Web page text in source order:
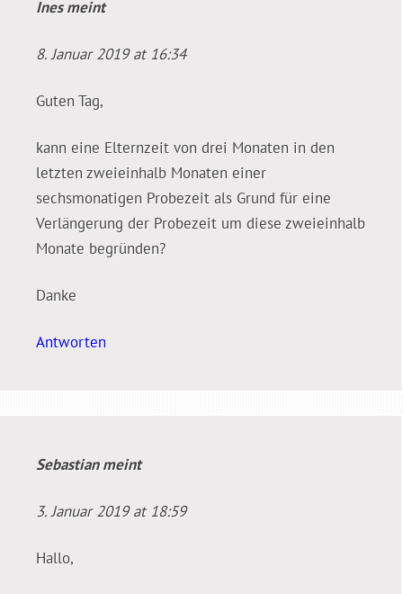
Inesmeint
8. Januar 2019 at 16:34
Guten Tag,
kann eine Elternzeit von drei Monaten in den
letzten zweieinhalb Monaten einer
sechsmonatigen Probezeit als Grund für eine
Verlängerung der Probezeit um diese zweieinhalb
Monate begründen?
Danke
Antworten
Sebastianmeint
3. Januar 2019 at 18:59
Hallo,